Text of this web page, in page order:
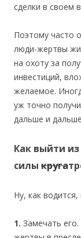
сделки в своем
Поэтому часто
люди-жертвы
на охоту за
инвестиций,
желаемое.
уж точно
дальше и
Как выйти
силы круга
Ну, как
1. Замечать